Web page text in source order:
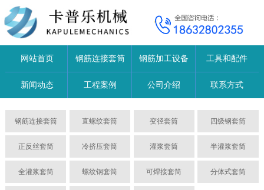
网站首页 钢筋连接套筒 钢筋加工设备 工具和配件
新闻动态 工程案例 公司介绍 联系方式
钢筋连接套筒 直螺纹套筒 变径套筒 四级钢套筒
正反丝套筒 冷挤压套筒 灌浆套筒 半灌浆套筒
全灌浆套筒 螺纹钢套筒 可焊接套筒 分体式套筒